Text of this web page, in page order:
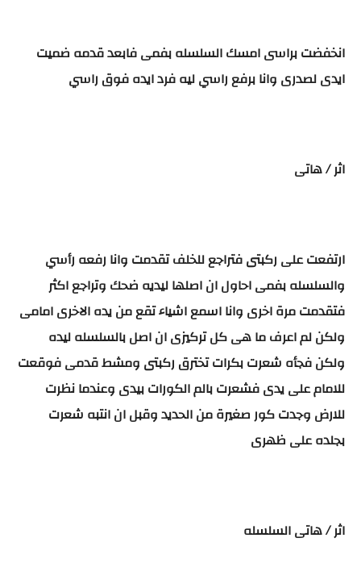
انخفضت براسى امسك السلسله بفمى فابعد قدمه ضميت
ايدى لصدرى وانا برفع راسي ليه فرد ايده فوق راسي
اثر / هاتى
ارتفعت على ركبتى فتراجع للخلف تقدمت وانا رفعه رأسي
والسلسله بفمى احاول ان اصلها ليديه ضحك وتراجع اكثر
فتقدمت مرة اخرى وانا اسمع اشياء تقع من يده الاخرى امامى
ولكن لم اعرف ما هى كل تركيزى ان اصل بالسلسله ليده
ولكن فجأه شعرت بكرات تخترق ركبتى ومشط قدمى فوقعت
للامام على يدى فشعرت بالم الكورات بيدى وعندما نظرت
للارض وجدت كور صغيرة من الحديد وقبل ان انتبه شعرت
بجلده على ظهرى
اثر / هاتى السلسله